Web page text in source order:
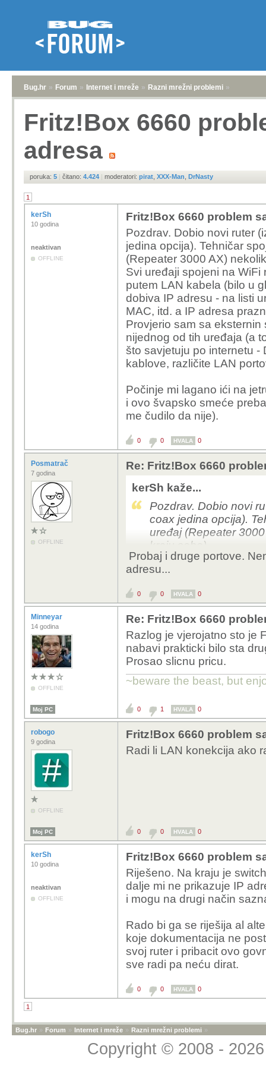
Bug.hr » Forum » Internet i mreže » Razni mrežni problemi »
Fritz!Box 6660
adresa
poruka: 5 | čitano: 4.424 | moderatori: pirat XXX-Man DrNasty
1
kerSh
10 godina
neaktivan
OFFLINE
Fritz!Box 6660 problem
Pozdrav. Dobio novi ruter
jedina opcija). Tehničar
(Repeater 3000 AX)
Svi uređaji spojeni na
putem LAN kabela (bilo u
dobiva IP adresu - na listi
MAC, itd. a IP adresa
Provjerio sam sa
nijednog od tih uređaja (a
što savjetuju po internetu -
kablove, različite LAN
Počinje mi lagano ići na
i ovo švapsko smeće
me čudilo da nije).
0 0 HVALA 0
Posmatrač
7 godina
OFFLINE
Re: Fritz!Box 6660
kerSh kaže...
Pozdrav. Dobio novi
coax jedina opcija).
uređaj (Repeater
kraju sobe).
Svi uređaji spojeni na
spojen putem LAN
Connections) stoji
Provjerio sam sa
adresu nijednog od
Probao sam sve što
factory reset, različite
Ništa ne radi.
Počinje mi lagano ići
drugi ruter i ovo
uopće moguće, a
Probaj i druge portove.
adresu...
0 0 HVALA 0
Minneyar
14 godina
OFFLINE
Re: Fritz!Box 6660
Razlog je vjerojatno sto je
nabavi prakticki bilo sta
Prosao slicnu pricu.
~beware the beast, but
Moj PC 0 1 HVALA 0
robogo
9 godina
OFFLINE
Fritz!Box 6660 problem
Radi li LAN konekcija ako
Moj PC 0 0 HVALA 0
kerSh
10 godina
neaktivan
OFFLINE
Fritz!Box 6660 problem
Riješeno. Na kraju je
dalje mi ne prikazuje IP
i mogu na drugi način
Rado bi ga se riješija al
koje dokumentacija ne
svoj ruter i pribacit ovo
sve radi pa neću dirat.
0 0 HVALA 0
1
Bug.hr » Forum » Internet i mreže » Razni mrežni problemi »
Copyright © 2008 -